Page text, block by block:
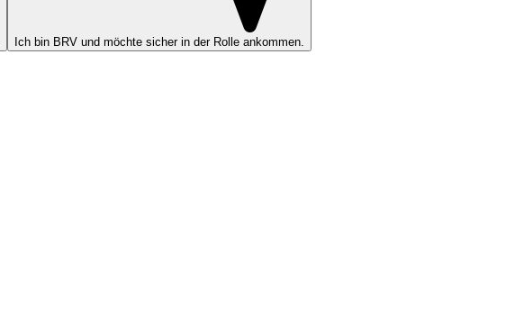
Ich bin BRV und möchte sicher in der Rolle ankommen.